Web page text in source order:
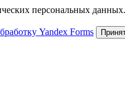
персональных
Yandex Forms